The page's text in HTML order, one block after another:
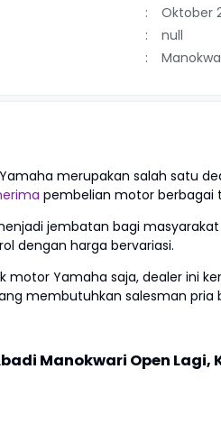
Oktober
null
merupakan salah satu
pembelian motor berbagai
jembatan bagi
dengan harga bervariasi.
motor Yamaha saja, dealer ini
membutuhkan salesman pria
Manokwari Open Lagi,